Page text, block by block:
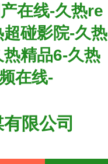
在线-久热re
碰影院-久热
精品6-久热
在线-
限公司